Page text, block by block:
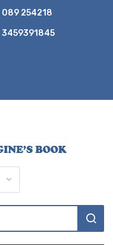
089 254218
3459391845